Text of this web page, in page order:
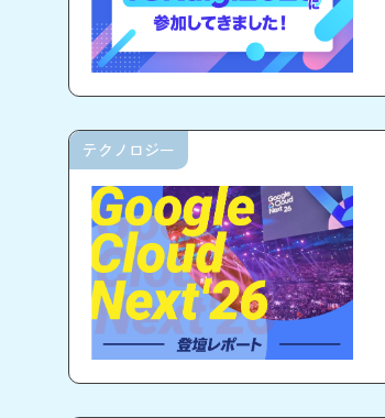
テクノロジー